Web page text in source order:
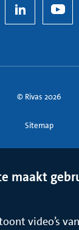
© Rivas 2026
Sitemap
maakt
video’s